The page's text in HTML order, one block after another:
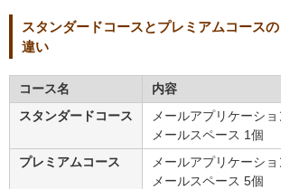
スタンダードコースとプレミアムコースの
違い
コース名
内容
スタンダードコース
メールアプリケーション
メールスペース 1個
プレミアムコース
メールアプリケーション
メールスペース 5個